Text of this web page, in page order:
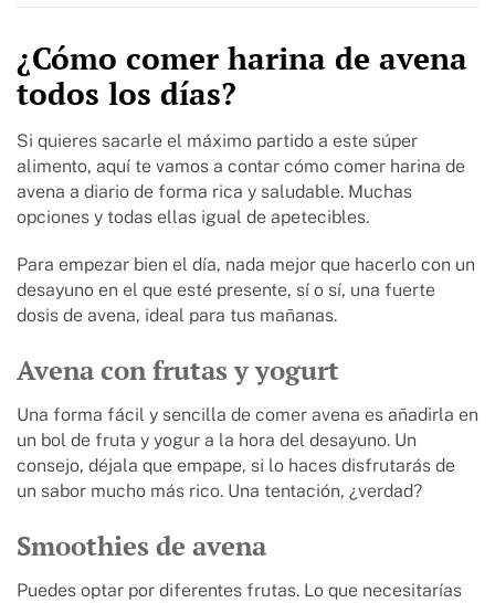
¿Cómo comer harina de avena
todos los días?
Si quieres sacarle el máximo partido a este súper
alimento, aquí te vamos a contar cómo comer harina de
avena a diario de forma rica y saludable. Muchas
opciones y todas ellas igual de apetecibles.
Para empezar bien el día, nada mejor que hacerlo con un
desayuno en el que esté presente, sí o sí, una fuerte
dosis de avena, ideal para tus mañanas.
Avena con frutas y yogurt
Una forma fácil y sencilla de comer avena es añadirla en
un bol de fruta y yogur a la hora del desayuno. Un
consejo, déjala que empape, si lo haces disfrutarás de
un sabor mucho más rico. Una tentación, ¿verdad?
Smoothies de avena
Puedes optar por diferentes frutas. Lo que necesitarías